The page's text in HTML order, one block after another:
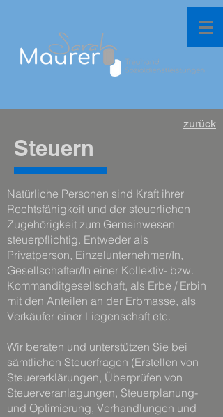
zurück
Steuern
Natürliche Personen sind Kraft ihrer
Rechtsfähigkeit und der steuerlichen
Zugehörigkeit zum Gemeinwesen
steuerpflichtig. Entweder als
Privatperson, Einzelunternehmer/In,
Gesellschafter/In einer Kollektiv- bzw.
Kommanditgesellschaft, als Erbe / Erbin
mit den Anteilen an der Erbmasse, als
Verkäufer einer Liegenschaft etc.
Wir beraten und unterstützen Sie bei
sämtlichen Steuerfragen (Erstellen von
Steuererklärungen, Überprüfen von
Steuerveranlagungen, Steuerplanung-
und Optimierung, Verhandlungen und